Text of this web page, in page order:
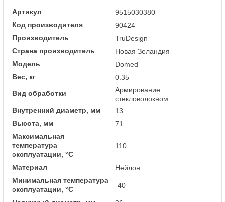
Артикул
9515030380
Код производителя
90424
Производитель
TruDesign
Страна производитель
Новая Зеландия
Модель
Domed
Вес, кг
0.35
Вид обработки
Армирование
стекловолокном
Внутренний диаметр, мм
13
Высота, мм
71
Максимальная
температура
эксплуатации, °C
110
Материал
Нейлон
Минимальная температура
эксплуатации, °C
-40